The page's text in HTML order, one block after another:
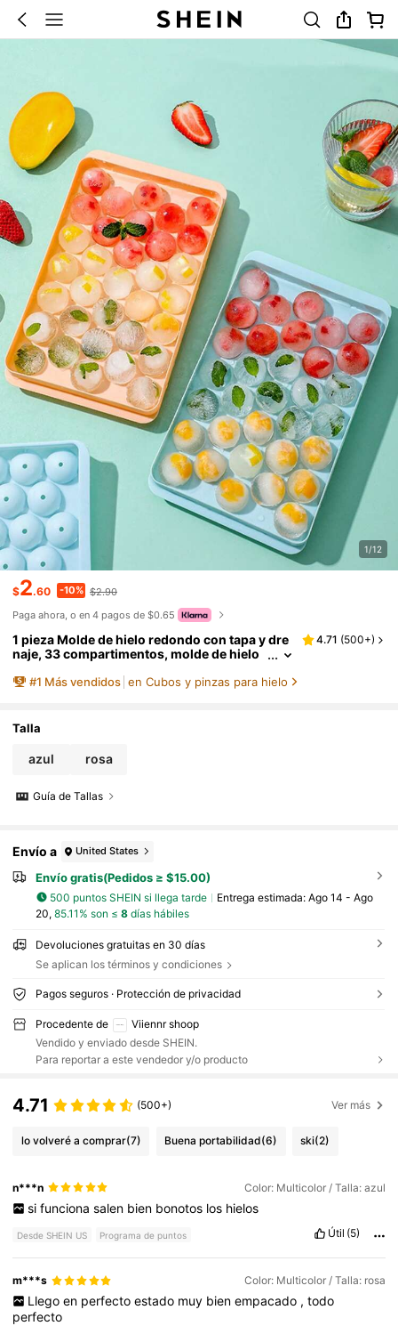
1/12
$2.60 -10% $2.90
Paga ahora, o en 4 pagos de $0.65
1 pieza Molde de hielo redondo con tapa y dre
naje, 33 compartimentos, molde de hielo
egos de verano, para exteriores, campament
4.71 (500+)
#1 Más vendidos en Cubos y pinzas para hielo
Talla
azul rosa
Guía de Tallas
Envío a United States
Envío gratis(Pedidos ≥ $15.00)
500 puntos SHEIN si llega tarde Entrega estimada: Ago 14 - Ago
20, 85.11% son ≤ 8días hábiles
Devoluciones gratuitas en 30 días
Se aplican los términos y condiciones
Pagos seguros · Protección de privacidad
Procedente de
Viiennr shoop
Vendido y enviado desde SHEIN.
Para reportar a este vendedor y/o producto
4.71 (500+) Ver más
lo volveré a comprar(7) Buena portabilidad(6) ski(2)
n***n Color: Multicolor / Talla: azul
si funciona salen bien bonotos los hielos
Desde SHEIN US Programa de puntos Útil (5)
m***s Color: Multicolor / Talla: rosa
Llego en perfecto estado muy bien empacado , todo
perfecto